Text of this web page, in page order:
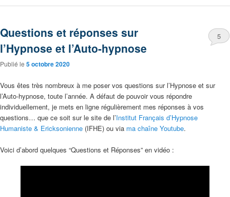
Questions et réponses sur
l’Hypnose et l’Auto-hypnose
Publié le 5 octobre 2020
5
Vous êtes très nombreux à me poser vos questions sur l’Hypnose et sur
l’Auto-hypnose, toute l’année. A défaut de pouvoir vous répondre
individuellement, je mets en ligne régulièrement mes réponses à vos
questions… que ce soit sur le site de l’Institut Français d’Hypnose
Humaniste & Ericksonienne (IFHE) ou via ma chaîne Youtube.
Voici d’abord quelques “Questions et Réponses” en vidéo :